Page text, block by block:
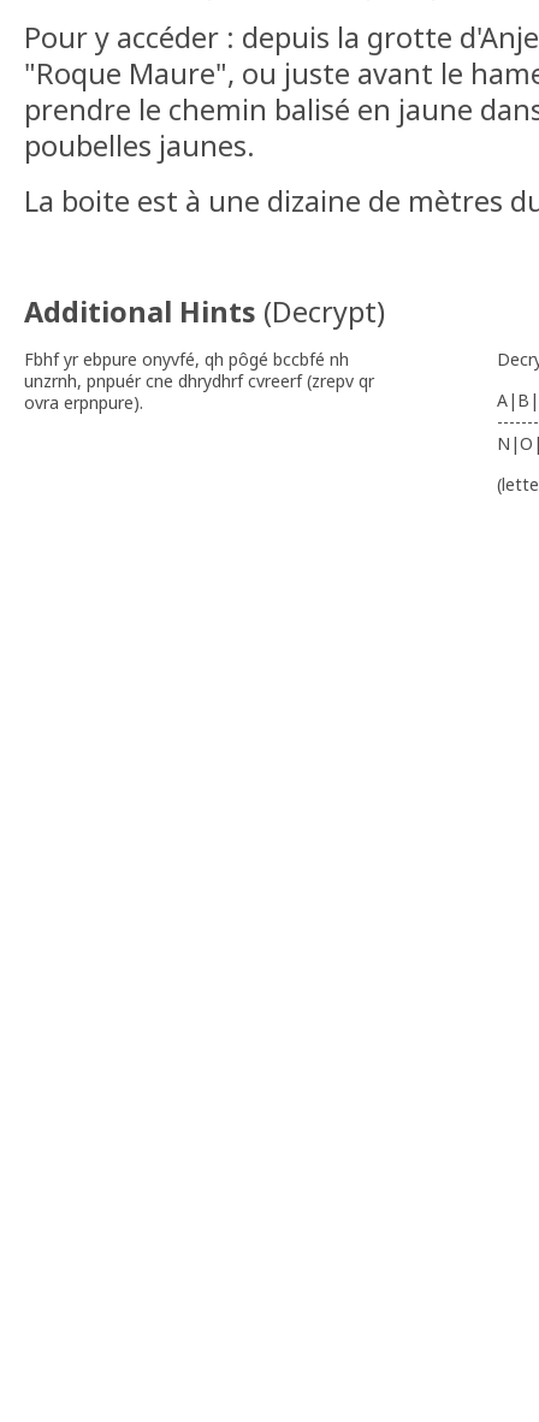
Pour y accéder : depuis la grotte
"Roque Maure", ou juste avant le
prendre le chemin balisé en jaune
poubelles jaunes.
La boite est à une dizaine de mètres
Additional Hints (Decrypt)
Fbhf yr ebpure onyvfé, qh pôgé bccbfé nh
unzrnh, pnpuér cne dhrydhrf cvreerf (zrepv qr
ovra erpnpure).